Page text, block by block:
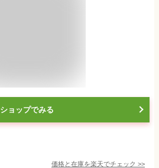
ショップでみる
価格と在庫を楽天でチェック >>